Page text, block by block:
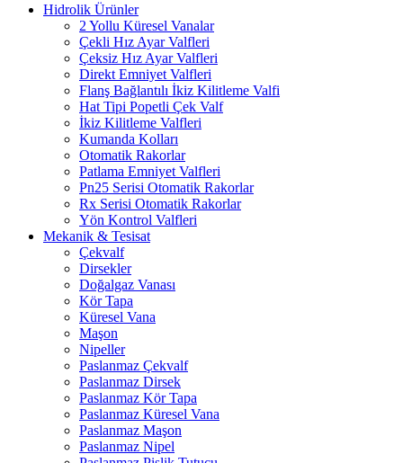
Hidrolik Ürünler
2 Yollu Küresel Vanalar
Çekli Hız Ayar Valfleri
Çeksiz Hız Ayar Valfleri
Direkt Emniyet Valfleri
Flanş Bağlantılı İkiz Kilitleme Valfi
Hat Tipi Popetli Çek Valf
İkiz Kilitleme Valfleri
Kumanda Kolları
Otomatik Rakorlar
Patlama Emniyet Valfleri
Pn25 Serisi Otomatik Rakorlar
Rx Serisi Otomatik Rakorlar
Yön Kontrol Valfleri
Mekanik & Tesisat
Çekvalf
Dirsekler
Doğalgaz Vanası
Kör Tapa
Küresel Vana
Maşon
Nipeller
Paslanmaz Çekvalf
Paslanmaz Dirsek
Paslanmaz Kör Tapa
Paslanmaz Küresel Vana
Paslanmaz Maşon
Paslanmaz Nipel